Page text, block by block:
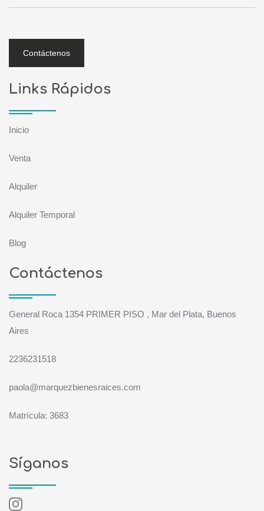
Contáctenos
Links Rápidos
Inicio
Venta
Alquiler
Alquiler Temporal
Blog
Contáctenos
General Roca 1354 PRIMER PISO , Mar del Plata, Buenos
Aires
2236231518
paola@marquezbienesraices.com
Matrícula: 3683
Síganos